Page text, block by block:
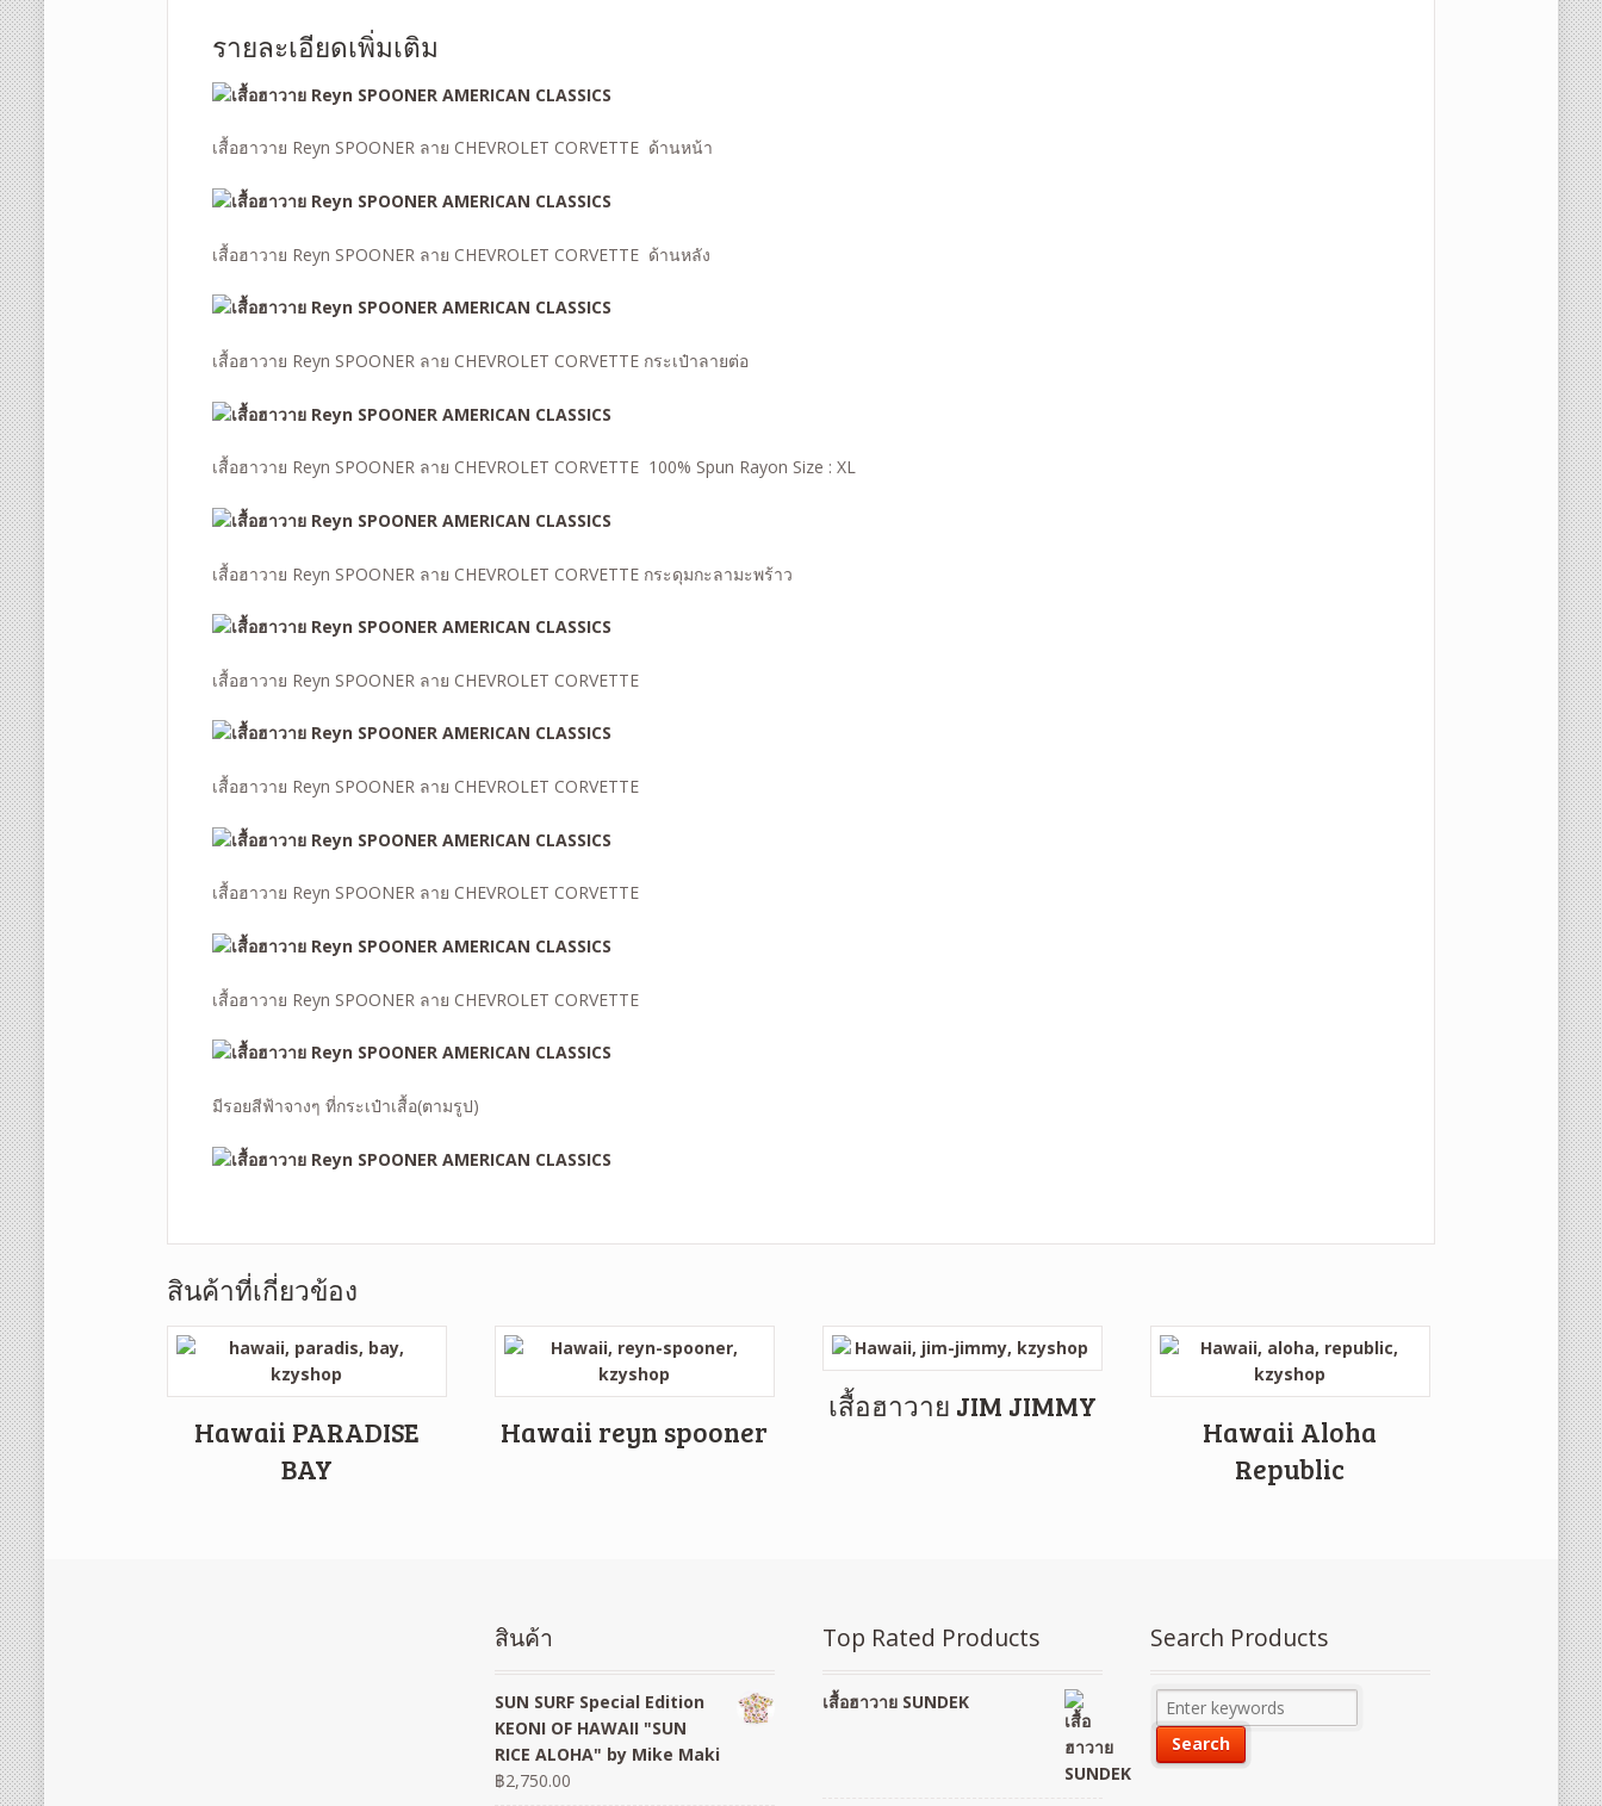
รายละเอียดเพิ่มเติม
เสื้อฮาวาย Reyn SPOONER ลาย CHEVROLET CORVETTE ด้านหน้า
เสื้อฮาวาย Reyn SPOONER ลาย CHEVROLET CORVETTE ด้านหลัง
เสื้อฮาวาย Reyn SPOONER ลาย CHEVROLET CORVETTE กระเป๋าลายต่อ
เสื้อฮาวาย Reyn SPOONER ลาย CHEVROLET CORVETTE 100% Spun Rayon Size : XL
เสื้อฮาวาย Reyn SPOONER ลาย CHEVROLET CORVETTE กระดุมกะลามะพร้าว
เสื้อฮาวาย Reyn SPOONER ลาย CHEVROLET CORVETTE
เสื้อฮาวาย Reyn SPOONER ลาย CHEVROLET CORVETTE
เสื้อฮาวาย Reyn SPOONER ลาย CHEVROLET CORVETTE
เสื้อฮาวาย Reyn SPOONER ลาย CHEVROLET CORVETTE
มีรอยสีฟ้าจางๆ ที่กระเป๋าเสื้อ(ตามรูป)
สินค้าที่เกี่ยวข้อง
Hawaii PARADISE
BAY
Hawaii reyn spooner
เสื้อฮาวาย JIM JIMMY
Hawaii Aloha
Republic
สินค้า
SUN SURF Special Edition
KEONI OF HAWAII "SUN
RICE ALOHA" by Mike Maki
฿2,750.00
Top Rated Products
เสื้อฮาวาย SUNDEK
Search Products